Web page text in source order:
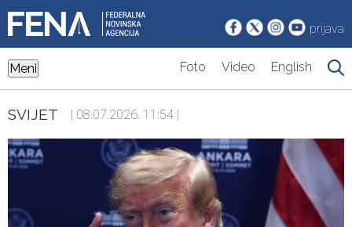
prijava
Meni Foto Video English
SVIJET | 08.07.2026. 11:54 |